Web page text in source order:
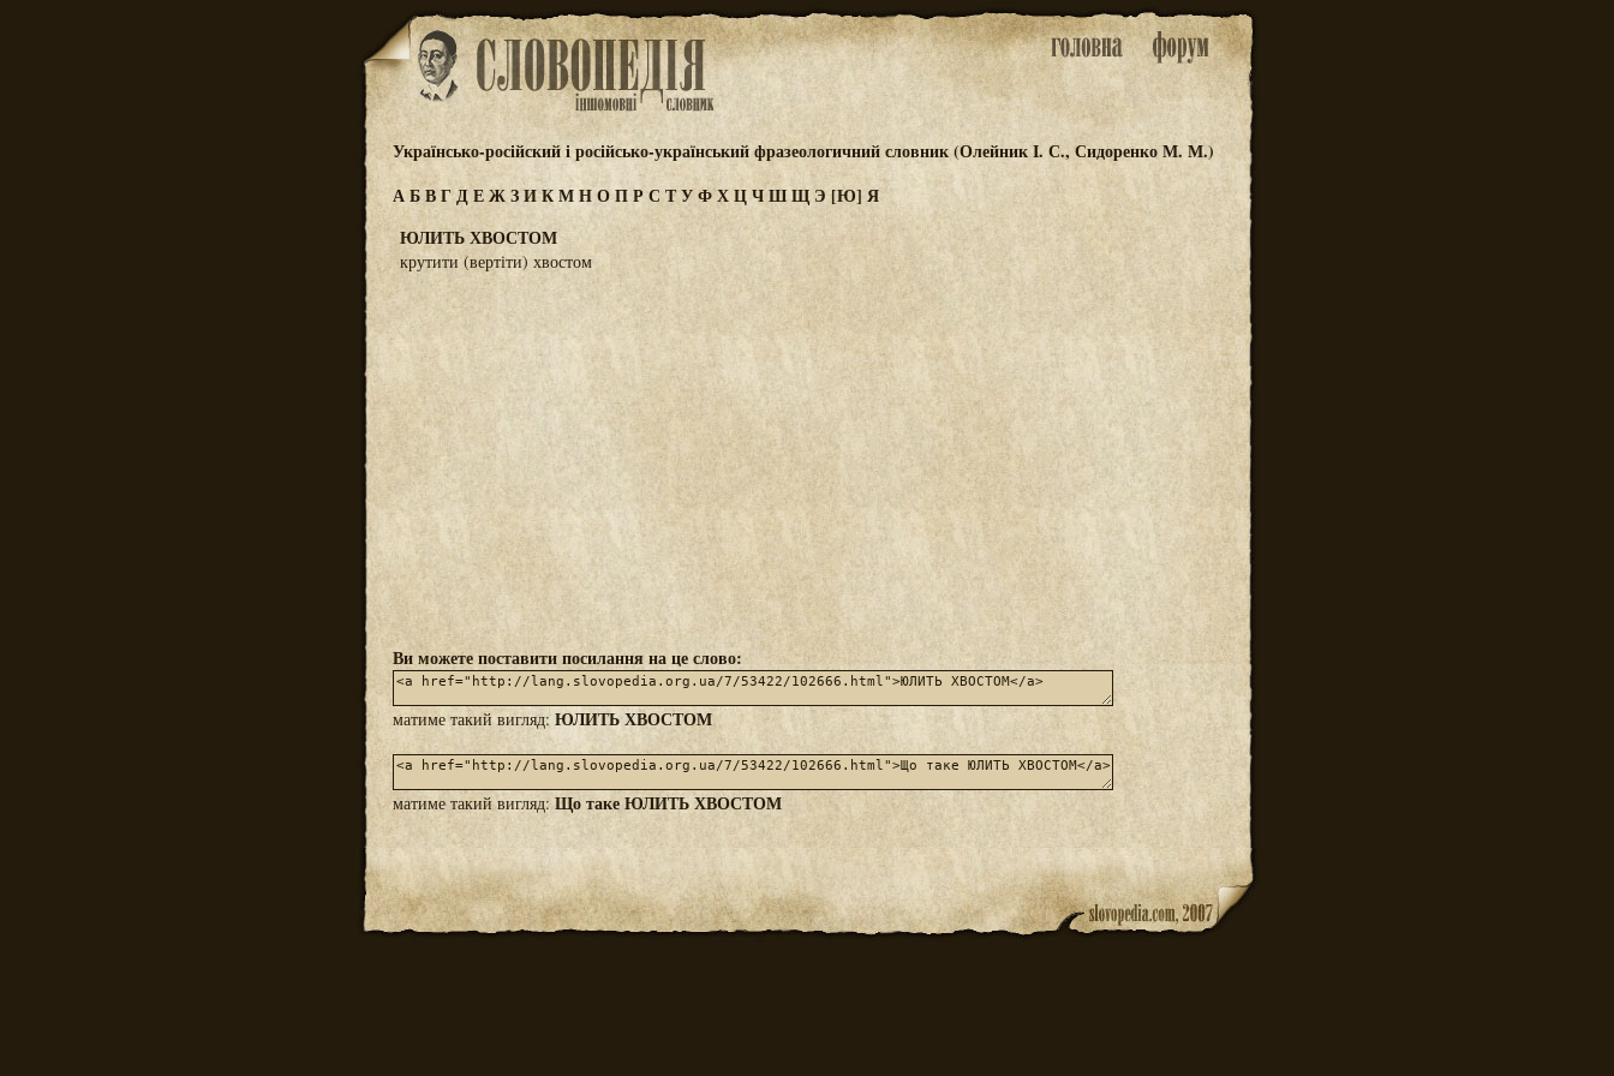
Українсько-російский і російсько-український фразеологичний словник (Олейник І. С., Сидоренко М. М.)
АБВГДЕЖЗИКМНОПРС ТУФХЦЧШЩЭ [Ю] Я
ЮЛИТЬ ХВОСТОМ
крутити (вертіти) хвостом
Ви можете поставити посилання на це слово:
матиме такий вигляд: ЮЛИТЬ ХВОСТОМ
матиме такий вигляд:Що таке ЮЛИТЬ ХВОСТОМ